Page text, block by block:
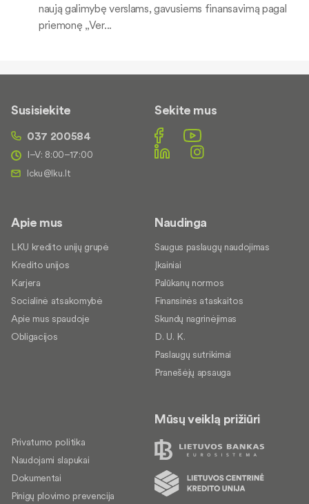
naują galimybę verslams, gavusiems finansavimą pagal
priemonę „Ver...
Susisiekite
037 200584
I–V: 8:00–17:00
Sekite mus
Apie mus
LKU kredito unijų grupė
Kredito unijos
Karjera
Socialinė atsakomybė
Apie mus spaudoje
Obligacijos
Naudinga
Saugus paslaugų naudojimas
Įkainiai
Palūkanų normos
Finansinės ataskaitos
Skundų nagrinėjimas
D. U. K.
Paslaugų sutrikimai
Pranešėjų apsauga
Privatumo politika
Naudojami slapukai
Dokumentai
Pinigų plovimo prevencija
Mūsų veiklą prižiūri